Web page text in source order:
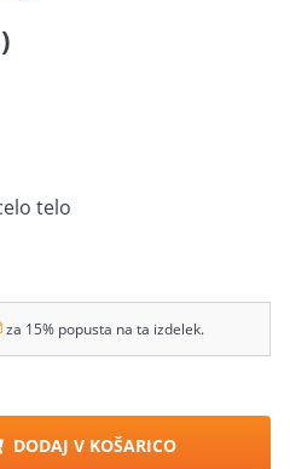
telo
za 15% popusta na ta izdelek.
DODAJ V KOŠARICO